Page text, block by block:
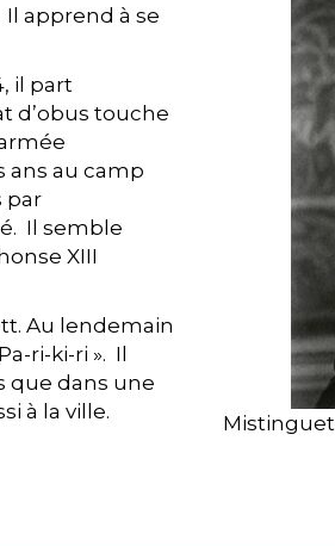
apprend à se
il part
d’obus touche
ans au camp
par
Il semble
XIII
Au lendemain
ri-ki-ri ». Il
que dans une
à la ville.